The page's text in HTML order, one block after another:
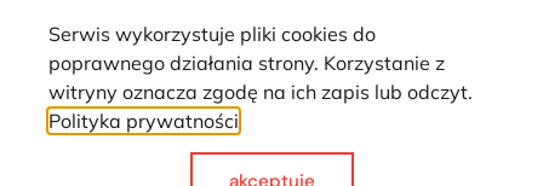
Strona wykorzystuje pliki cookie. Wszystkie prawa zastrzeżone ©
Serwis wykorzystuje pliki cookies do
poprawnego działania strony. Korzystanie z
witryny oznacza zgodę na ich zapis lub odczyt.
Polityka prywatności
akceptuje